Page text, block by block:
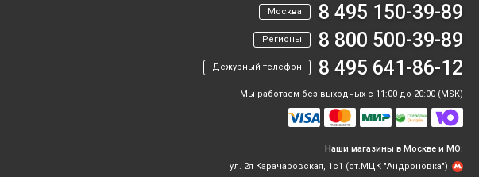
Москва 8 495 150-39-89
Регионы 8 800 500-39-89
Дежурный телефон 8 495 641-86-12
Мы работаем без выходных с 11:00 до 20:00 (MSK)
Наши магазины в Москве и МО:
ул. 2я Карачаровская, 1с1 (ст.МЦК "Андроновка")